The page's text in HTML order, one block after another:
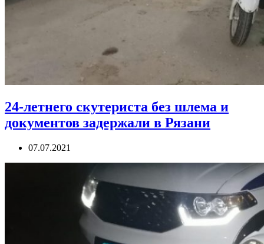
24-летнего скутериста без шлема и
документов задержали в Рязани
07.07.2021